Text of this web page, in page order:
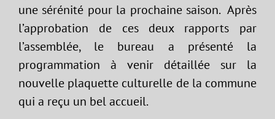
une sérénité pour la prochaine saison. Après
l’approbation de ces deux rapports par
l’assemblée, le bureau a présenté la
programmation à venir détaillée sur la
nouvelle plaquette culturelle de la commune
qui a reçu un bel accueil.